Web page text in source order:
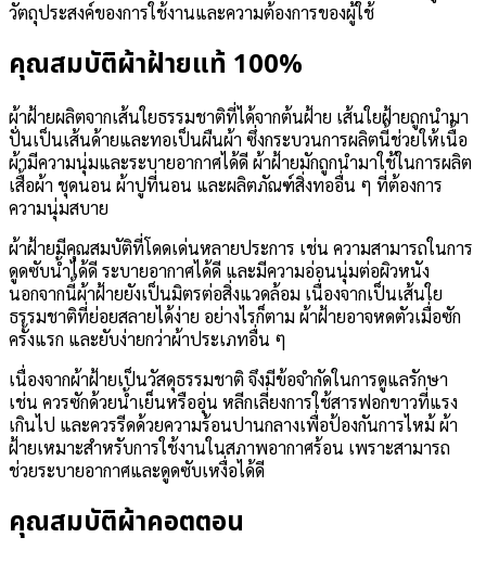
วัตถุประสงค์ของการใช้งานและความต้องการของผู้ใช้
คุณสมบัติผ้าฝ้ายแท้ 100%
ผ้าฝ้ายผลิตจากเส้นใยธรรมชาติที่ได้จากต้นฝ้าย เส้นใยฝ้ายถูกนำมา
ปั่นเป็นเส้นด้ายและทอเป็นผืนผ้า ซึ่งกระบวนการผลิตนี้ช่วยให้เนื้อ
ผ้ามีความนุ่มและระบายอากาศได้ดี ผ้าฝ้ายมักถูกนำมาใช้ในการผลิต
เสื้อผ้า ชุดนอน ผ้าปูที่นอน และผลิตภัณฑ์สิ่งทออื่น ๆ ที่ต้องการ
ความนุ่มสบาย
ผ้าฝ้ายมีคุณสมบัติที่โดดเด่นหลายประการ เช่น ความสามารถในการ
ดูดซับน้ำได้ดี ระบายอากาศได้ดี และมีความอ่อนนุ่มต่อผิวหนัง
นอกจากนี้ผ้าฝ้ายยังเป็นมิตรต่อสิ่งแวดล้อม เนื่องจากเป็นเส้นใย
ธรรมชาติที่ย่อยสลายได้ง่าย อย่างไรก็ตาม ผ้าฝ้ายอาจหดตัวเมื่อซัก
ครั้งแรก และยับง่ายกว่าผ้าประเภทอื่น ๆ
เนื่องจากผ้าฝ้ายเป็นวัสดุธรรมชาติ จึงมีข้อจำกัดในการดูแลรักษา
เช่น ควรซักด้วยน้ำเย็นหรืออุ่น หลีกเลี่ยงการใช้สารฟอกขาวที่แรง
เกินไป และควรรีดด้วยความร้อนปานกลางเพื่อป้องกันการไหม้ ผ้า
ฝ้ายเหมาะสำหรับการใช้งานในสภาพอากาศร้อน เพราะสามารถ
ช่วยระบายอากาศและดูดซับเหงื่อได้ดี
คุณสมบัติผ้าคอตตอน